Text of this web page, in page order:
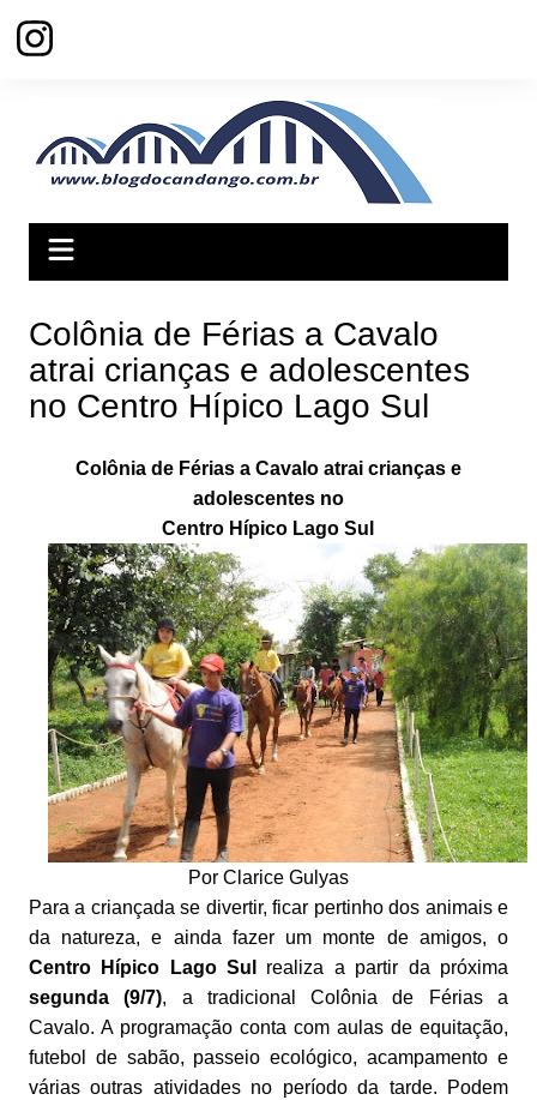
para
Colônia de Férias a Cavalo
atrai crianças e adolescentes
no Centro Hípico Lago Sul
Colônia de Férias a Cavalo atrai crianças e
adolescentes no
Centro Hípico Lago Sul
Por Clarice Gulyas
Para a criançada se divertir, ficar pertinho dos animais e
da natureza, e ainda fazer um monte de amigos, o
Centro Hípico Lago Sul
realiza a partir da próxima
segunda (9/7), a tradicional Colônia de Férias a
Cavalo. A programação conta com aulas de equitação,
futebol de sabão, passeio ecológico, acampamento e
várias outras atividades no período da tarde. Podem